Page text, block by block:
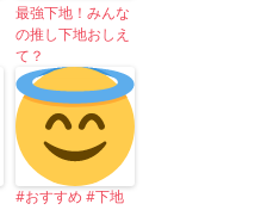
最強下地！みんな
の推し下地おしえ
て？
#おすすめ #下地